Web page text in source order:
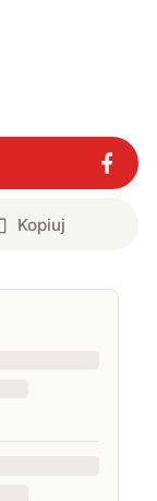
Kopiuj